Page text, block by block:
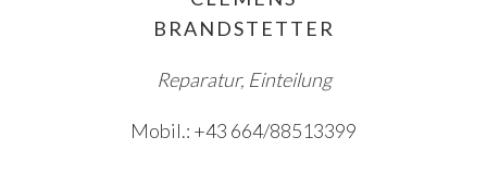
BRANDSTETTER
Reparatur, Einteilung
Mobil.: +43 664/88513399